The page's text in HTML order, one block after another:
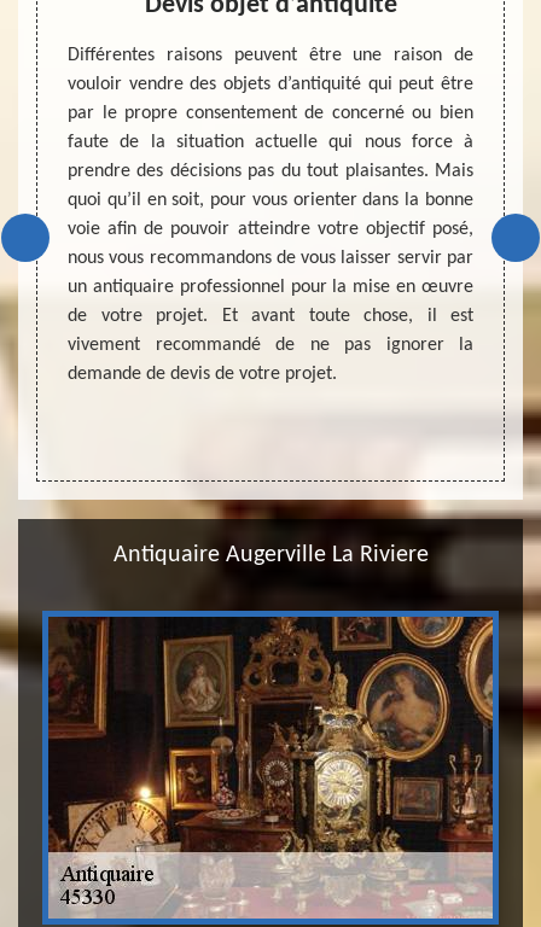
et
La
de
vous
si
vous
Nous
Différentes raisons peuvent être une raison de
vouloir vendre des objets d’antiquité qui peut être
par le propre consentement de concerné ou bien
faute de la situation actuelle qui nous force à
prendre des décisions pas du tout plaisantes. Mais
quoi qu’il en soit, pour vous orienter dans la bonne
voie afin de pouvoir atteindre votre objectif posé,
nous vous recommandons de vous laisser servir par
un antiquaire professionnel pour la mise en œuvre
de votre projet. Et avant toute chose, il est
vivement recommandé de ne pas ignorer la
demande de devis de votre projet.
Un
bon
type
d’un
une
ce
être
Antiquaire Augerville La Riviere